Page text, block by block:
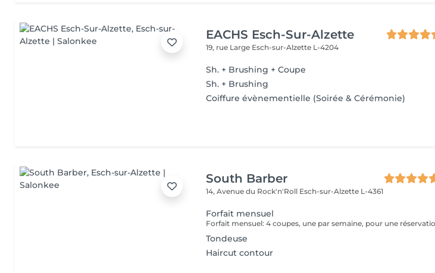
EACHS Esch-Sur-Alzette
19, rue Large Esch-sur-Alzette L-4204
Sh. + Brushing + Coupe
Sh. + Brushing
Coiffure évènementielle (Soirée & Cérémonie)
South Barber
14, Avenue du Rock'n'Roll Esch-sur-Alzette L-4361
Forfait mensuel
Tondeuse
Haircut contour